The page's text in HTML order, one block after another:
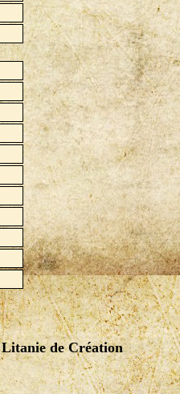
Litanie de Création